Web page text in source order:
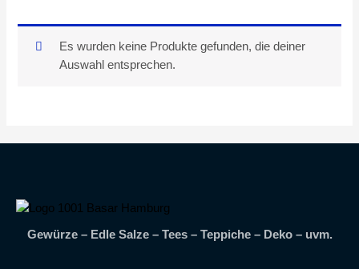
Es wurden keine Produkte gefunden, die deiner
Auswahl entsprechen.
Gewürze – Edle Salze – Tees – Teppiche – Deko – uvm.